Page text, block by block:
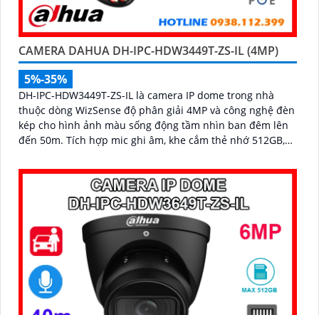
CAMERA DAHUA DH-IPC-HDW3449T-ZS-IL (4MP)
5%-35%
DH-IPC-HDW3449T-ZS-IL là camera IP dome trong nhà
thuộc dòng WizSense độ phân giải 4MP và công nghệ đèn
kép cho hình ảnh màu sống động tầm nhìn ban đêm lên
đến 50m. Tích hợp mic ghi âm, khe cắm thẻ nhớ 512GB,
phương tiện, camera mang đến giải pháp giám sát an
ninh thông minh, hiệu quả phù hợp lắp đặt tại gia đình,
văn phòng